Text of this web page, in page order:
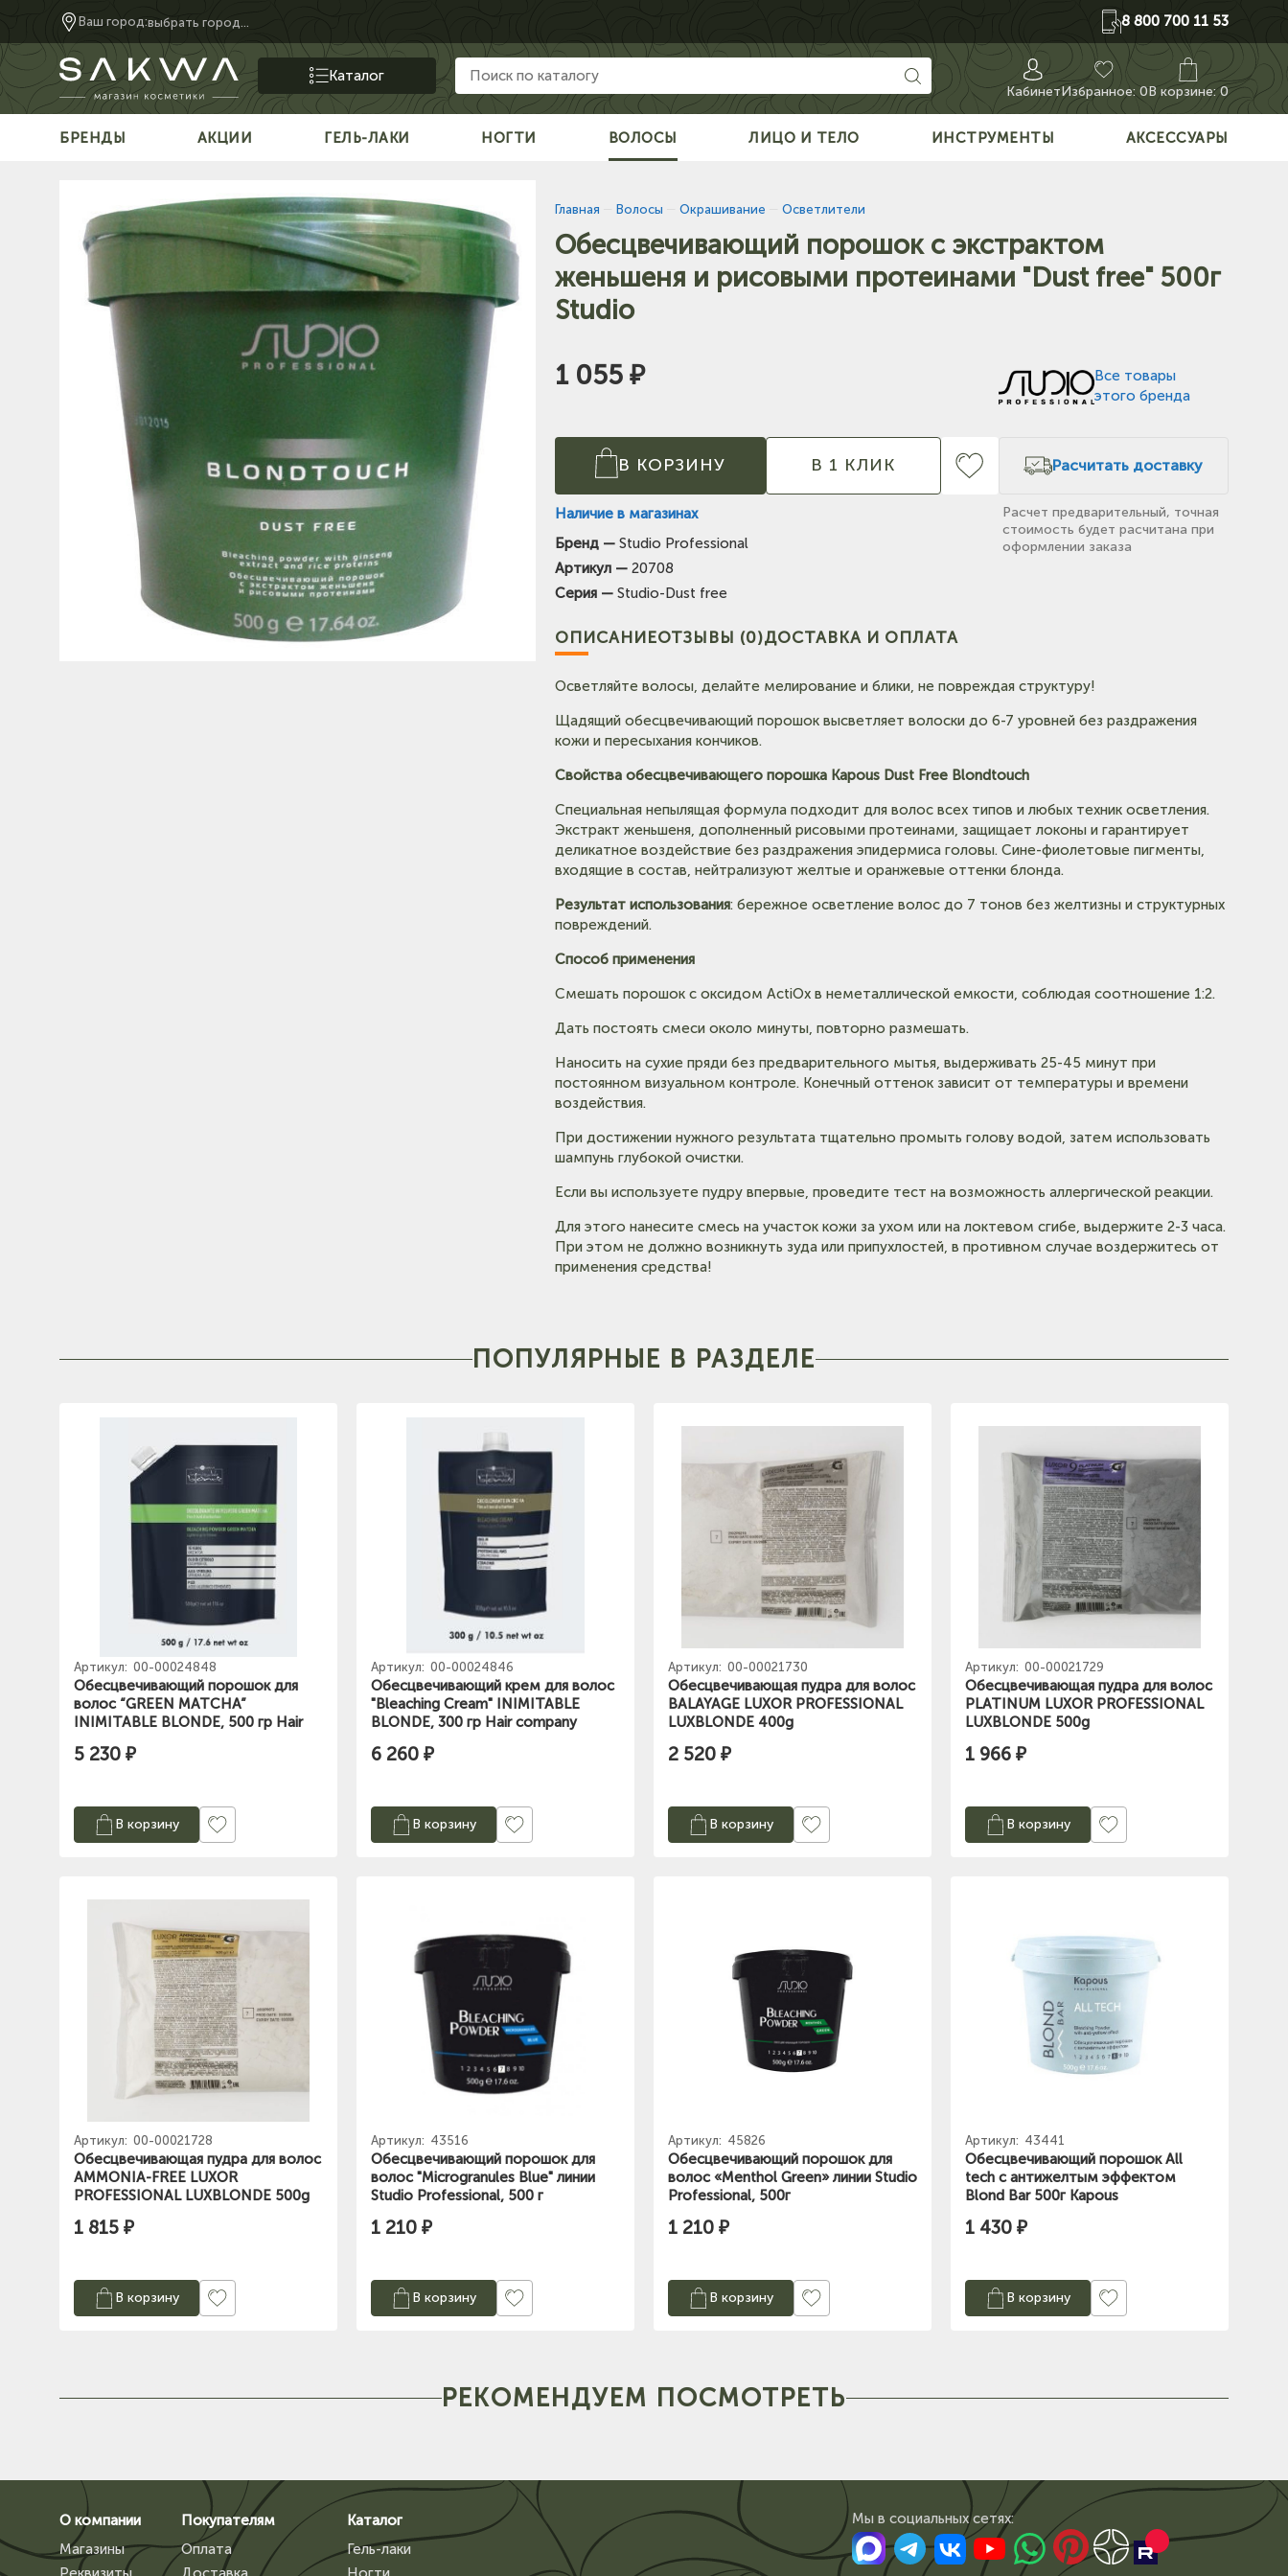
Ваш город:выбрать город... 8 800 700 11 53
Каталог
КабинетИзбранное:0В корзине: 0
БРЕНДЫ АКЦИИ ГЕЛЬ-ЛАКИ НОГТИ ВОЛОСЫ ЛИЦО И ТЕЛО ИНСТРУМЕНТЫ АКСЕССУАРЫ
Главная Волосы Окрашивание Осветлители
Обесцвечивающий порошок с экстрактом
женьшеня и рисовыми протеинами "Dust free" 500г
Studio
1 055 ₽
Все товары
этого бренда
В КОРЗИНУ В 1 КЛИК Расчитать доставку
Наличие в магазинах
(на карте)
Тел: +7-903-947-7028
карте)
Тел: +7-964-603-4984
(на карте)
Тел: +7-3852-721-001
Тел: +7-960-965-6706
Тел: +7-960-956-9598
Бренд — Studio Professional
Артикул — 20708
Серия — Studio-Dust free
Расчет предварительный, точная
стоимость будет расчитана при
оформлении заказа
ОПИСАНИЕОТЗЫВЫ (0)ДОСТАВКА И ОПЛАТА
Осветляйте волосы, делайте мелирование и блики, не повреждая структуру!
Щадящий обесцвечивающий порошок высветляет волоски до 6-7 уровней без раздражения
кожи и пересыхания кончиков.
Свойства обесцвечивающего порошка Kapous Dust Free Blondtouch
Специальная непылящая формула подходит для волос всех типов и любых техник осветления.
Экстракт женьшеня, дополненный рисовыми протеинами, защищает локоны и гарантирует
деликатное воздействие без раздражения эпидермиса головы. Сине-фиолетовые пигменты,
входящие в состав, нейтрализуют желтые и оранжевые оттенки блонда.
Результат использования: бережное осветление волос до 7 тонов без желтизны и структурных
повреждений.
Способ применения
Смешать порошок с оксидом ActiOx в неметаллической емкости, соблюдая соотношение 1:2.
Дать постоять смеси около минуты, повторно размешать.
Наносить на сухие пряди без предварительного мытья, выдерживать 25-45 минут при
постоянном визуальном контроле. Конечный оттенок зависит от температуры и времени
воздействия.
При достижении нужного результата тщательно промыть голову водой, затем использовать
шампунь глубокой очистки.
Если вы используете пудру впервые, проведите тест на возможность аллергической реакции.
Для этого нанесите смесь на участок кожи за ухом или на локтевом сгибе, выдержите 2-3 часа.
При этом не должно возникнуть зуда или припухлостей, в противном случае воздержитесь от
применения средства!
ПОПУЛЯРНЫЕ В РАЗДЕЛЕ
Артикул: 00-00024848
Обесцвечивающий порошок для
волос “GREEN MATCHA”
INIMITABLE BLONDE, 500 гр Hair
5 230 ₽
В корзину
Артикул: 00-00024846
Обесцвечивающий крем для волос
"Bleaching Cream" INIMITABLE
BLONDE, 300 гр Hair company
6 260 ₽
В корзину
Артикул: 00-00021730
Обесцвечивающая пудра для волос
BALAYAGE LUXOR PROFESSIONAL
LUXBLONDЕ 400g
2 520 ₽
В корзину
Артикул: 00-00021729
Обесцвечивающая пудра для волос
PLATINUM LUXOR PROFESSIONAL
LUXBLONDЕ 500g
1 966 ₽
В корзину
Артикул: 00-00021728
Обесцвечивающая пудра для волос
AMMONIA-FREE LUXOR
PROFESSIONAL LUXBLONDЕ 500g
1 815 ₽
В корзину
Артикул: 43516
Обесцвечивающий порошок для
волос "Microgranules Blue" линии
Studio Professional, 500 г
1 210 ₽
В корзину
Артикул: 45826
Обесцвечивающий порошок для
волос «Menthol Green» линии Studio
Professional, 500г
1 210 ₽
В корзину
Артикул: 43441
Обесцвечивающий порошок All
tech с антижелтым эффектом
Blond Bar 500г Kapous
1 430 ₽
В корзину
РЕКОМЕНДУЕМ ПОСМОТРЕТЬ
О компании
Магазины
Покупателям
Оплата
Каталог
Гель-лаки
Мы в сoциальных сетях: